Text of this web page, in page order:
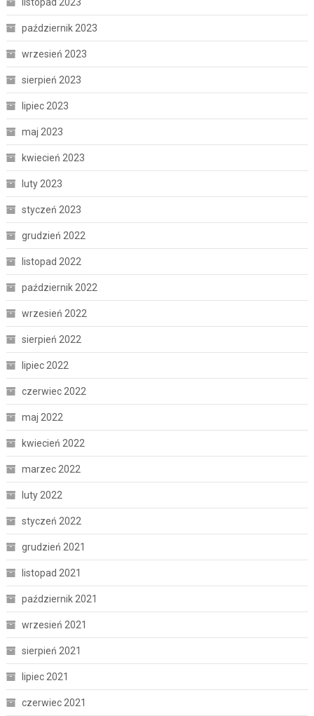
październik 2023
wrzesień 2023
sierpień 2023
lipiec 2023
maj 2023
kwiecień 2023
luty 2023
styczeń 2023
grudzień 2022
listopad 2022
październik 2022
wrzesień 2022
sierpień 2022
lipiec 2022
czerwiec 2022
maj 2022
kwiecień 2022
marzec 2022
luty 2022
styczeń 2022
grudzień 2021
listopad 2021
październik 2021
wrzesień 2021
sierpień 2021
lipiec 2021
czerwiec 2021